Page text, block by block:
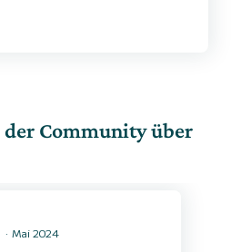
out verliefen vollkommen
Empfehlung mit 5
der Community über
Mai 2024